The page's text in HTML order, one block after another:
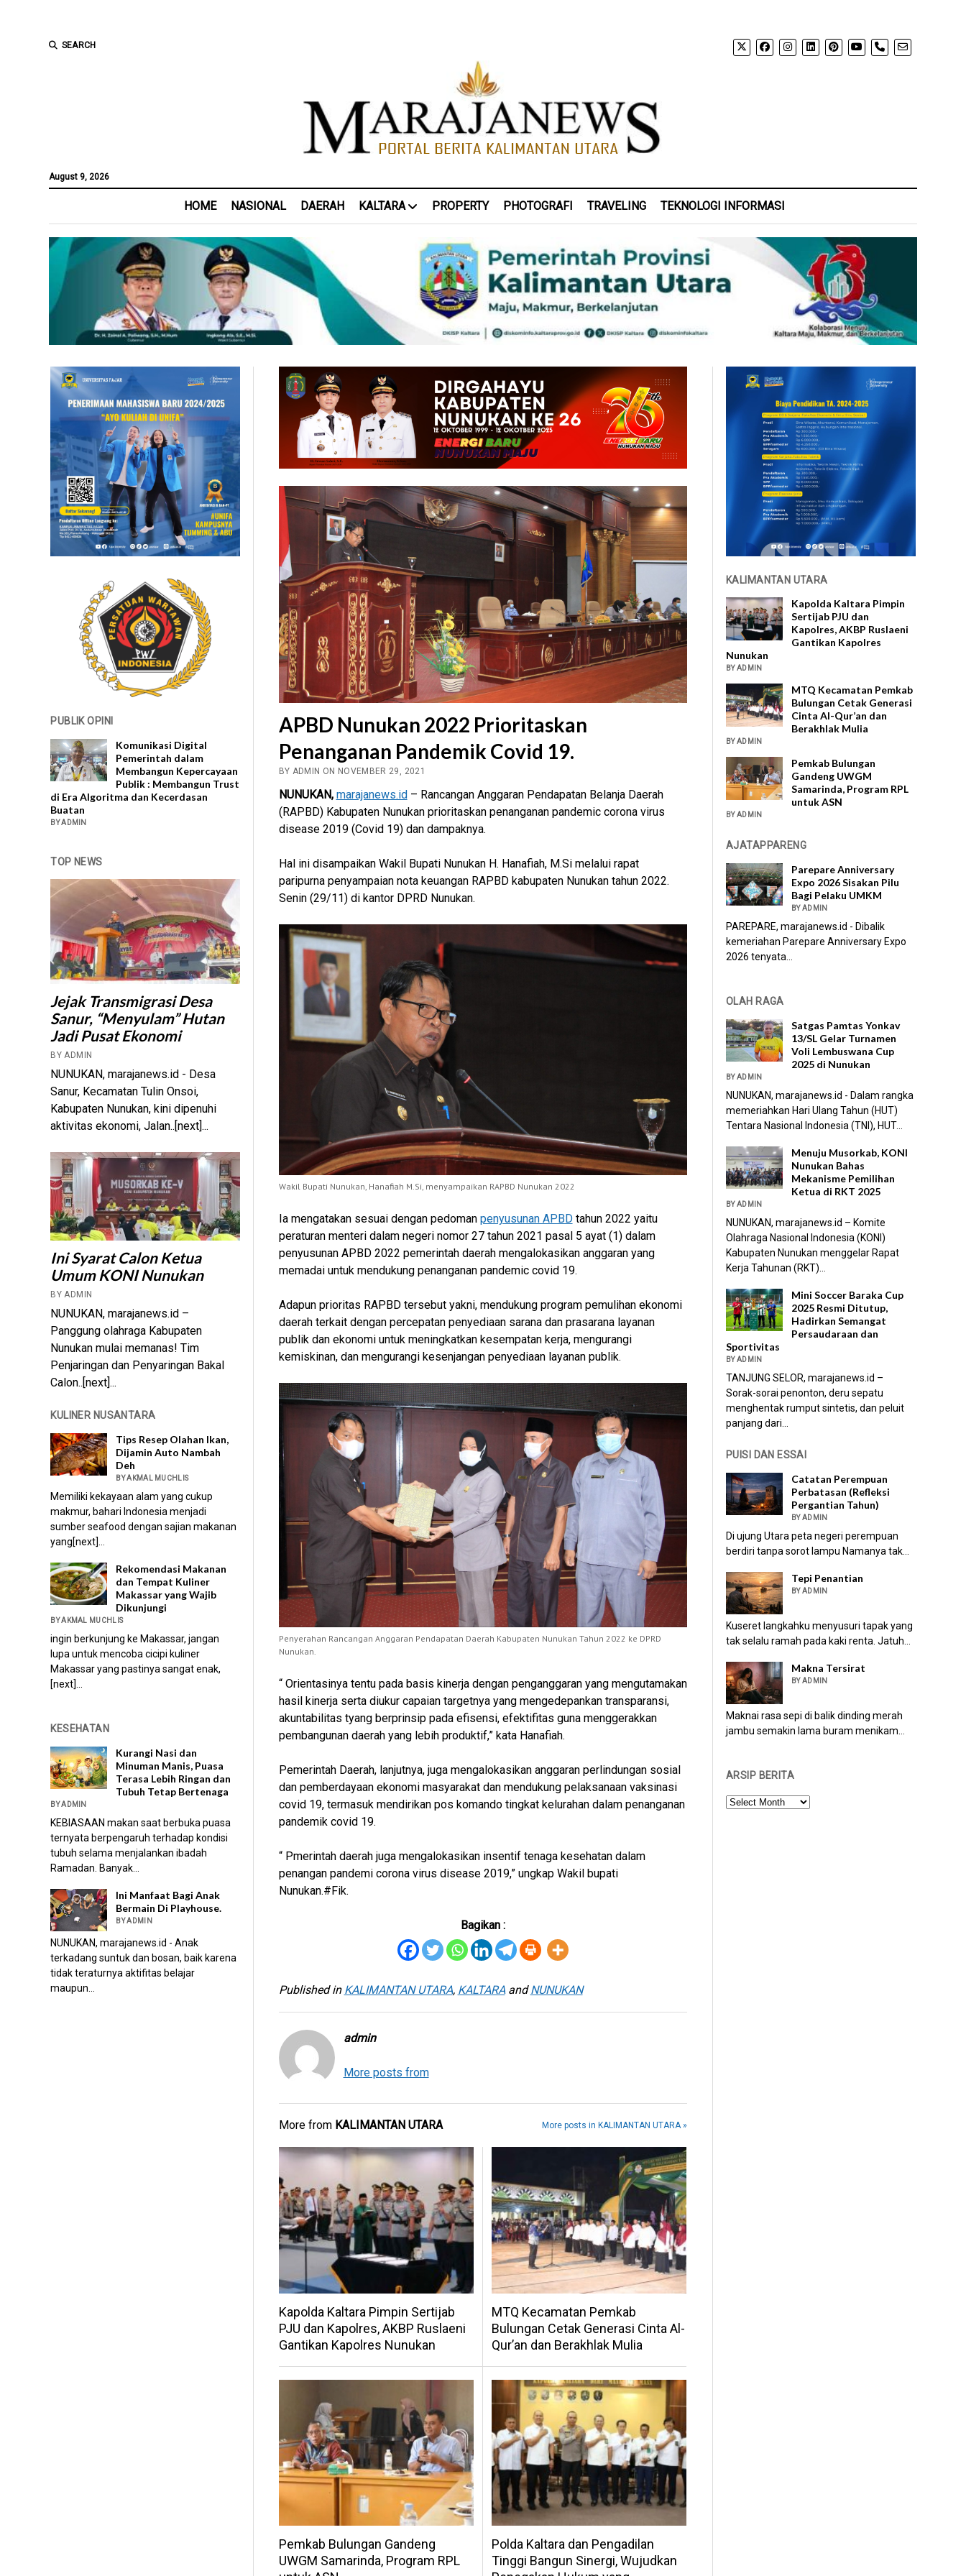
SEARCH phone
August 9, 2026
HOME NASIONAL DAERAH KALTARA PROPERTY PHOTOGRAFI TRAVELING TEKNOLOGI INFORMASI
PUBLIK OPINI
Komunikasi Digital
Pemerintah dalam
Membangun Kepercayaan
Publik : Membangun Trust
di Era Algoritma dan Kecerdasan
Buatan
BY ADMIN
TOP NEWS
Jejak Transmigrasi Desa
Sanur, “Menyulam” Hutan
Jadi Pusat Ekonomi
BY ADMIN
NUNUKAN, marajanews.id - Desa
Sanur, Kecamatan Tulin Onsoi,
Kabupaten Nunukan, kini dipenuhi
aktivitas ekonomi, Jalan..[next]...
Ini Syarat Calon Ketua
Umum KONI Nunukan
BY ADMIN
NUNUKAN, marajanews.id –
Panggung olahraga Kabupaten
Nunukan mulai memanas! Tim
Penjaringan dan Penyaringan Bakal
Calon..[next]...
KULINER NUSANTARA
Tips Resep Olahan Ikan,
Dijamin Auto Nambah
Deh
BY AKMAL MUCHLIS
Memiliki kekayaan alam yang cukup
makmur, bahari Indonesia menjadi
sumber seafood dengan sajian makanan
yang[next]...
Rekomendasi Makanan
dan Tempat Kuliner
Makassar yang Wajib
Dikunjungi
BY AKMAL MUCHLIS
ingin berkunjung ke Makassar, jangan
lupa untuk mencoba cicipi kuliner
Makassar yang pastinya sangat enak,
[next]...
KESEHATAN
Kurangi Nasi dan
Minuman Manis, Puasa
Terasa Lebih Ringan dan
Tubuh Tetap Bertenaga
BY ADMIN
KEBIASAAN makan saat berbuka puasa
ternyata berpengaruh terhadap kondisi
tubuh selama menjalankan ibadah
Ramadan. Banyak...
Ini Manfaat Bagi Anak
Bermain Di Playhouse.
BY ADMIN
NUNUKAN, marajanews.id - Anak
terkadang suntuk dan bosan, baik karena
tidak teraturnya aktifitas belajar
maupun...
APBD Nunukan 2022 Prioritaskan
Penanganan Pandemik Covid 19.
BY ADMIN ON NOVEMBER 29, 2021
NUNUKAN, marajanews.id – Rancangan Anggaran Pendapatan Belanja Daerah
(RAPBD) Kabupaten Nunukan prioritaskan penanganan pandemic corona virus
disease 2019 (Covid 19) dan dampaknya.
Hal ini disampaikan Wakil Bupati Nunukan H. Hanafiah, M.Si melalui rapat
paripurna penyampaian nota keuangan RAPBD kabupaten Nunukan tahun 2022.
Senin (29/11) di kantor DPRD Nunukan.
Wakil Bupati Nunukan, Hanafiah M.Si, menyampaikan RAPBD Nunukan 2022
Ia mengatakan sesuai dengan pedoman penyusunan APBDtahun 2022 yaitu
peraturan menteri dalam negeri nomor 27 tahun 2021 pasal 5 ayat (1) dalam
penyusunan APBD 2022 pemerintah daerah mengalokasikan anggaran yang
memadai untuk mendukung penanganan pandemic covid 19.
Adapun prioritas RAPBD tersebut yakni, mendukung program pemulihan ekonomi
daerah terkait dengan percepatan penyediaan sarana dan prasarana layanan
publik dan ekonomi untuk meningkatkan kesempatan kerja, mengurangi
kemiskinan, dan mengurangi kesenjangan penyediaan layanan publik.
Penyerahan Rancangan Anggaran Pendapatan Daerah Kabupaten Nunukan Tahun 2022 ke DPRD
Nunukan.
“ Orientasinya tentu pada basis kinerja dengan penganggaran yang mengutamakan
hasil kinerja serta diukur capaian targetnya yang mengedepankan transparansi,
akuntabilitas tyang berprinsip pada efisensi, efektifitas guna menggerakkan
pembangunan daerah yang lebih produktif,” kata Hanafiah.
Pemerintah Daerah, lanjutnya, juga mengalokasikan anggaran perlindungan sosial
dan pemberdayaan ekonomi masyarakat dan mendukung pelaksanaan vaksinasi
covid 19, termasuk mendirikan pos komando tingkat kelurahan dalam penanganan
pandemik covid 19.
“ Pmerintah daerah juga mengalokasikan insentif tenaga kesehatan dalam
penangan pandemi corona virus disease 2019,” ungkap Wakil bupati
Nunukan.#Fik.
Bagikan :
Published in KALIMANTAN UTARA, KALTARAandNUNUKAN
admin
More posts from
More from KALIMANTAN UTARA More posts in KALIMANTAN UTARA »
Kapolda Kaltara Pimpin Sertijab
PJU dan Kapolres, AKBP Ruslaeni
Gantikan Kapolres Nunukan
MTQ Kecamatan Pemkab
Bulungan Cetak Generasi Cinta Al-
Qur’an dan Berakhlak Mulia
Pemkab Bulungan Gandeng
UWGM Samarinda, Program RPL
Polda Kaltara dan Pengadilan
Tinggi Bangun Sinergi, Wujudkan
KALIMANTAN UTARA
Kapolda Kaltara Pimpin
Sertijab PJU dan
Kapolres, AKBP Ruslaeni
Gantikan Kapolres
Nunukan
BY ADMIN
MTQ Kecamatan Pemkab
Bulungan Cetak Generasi
Cinta Al-Qur’an dan
Berakhlak Mulia
BY ADMIN
Pemkab Bulungan
Gandeng UWGM
Samarinda, Program RPL
untuk ASN
BY ADMIN
AJATAPPARENG
Parepare Anniversary
Expo 2026 Sisakan Pilu
Bagi Pelaku UMKM
BY ADMIN
PAREPARE, marajanews.id - Dibalik
kemeriahan Parepare Anniversary Expo
2026 tenyata...
OLAH RAGA
Satgas Pamtas Yonkav
13/SL Gelar Turnamen
Voli Lembuswana Cup
2025 di Nunukan
BY ADMIN
NUNUKAN, marajanews.id - Dalam rangka
memeriahkan Hari Ulang Tahun (HUT)
Tentara Nasional Indonesia (TNI), HUT...
Menuju Musorkab, KONI
Nunukan Bahas
Mekanisme Pemilihan
Ketua di RKT 2025
BY ADMIN
NUNUKAN, marajanews.id – Komite
Olahraga Nasional Indonesia (KONI)
Kabupaten Nunukan menggelar Rapat
Kerja Tahunan (RKT)...
Mini Soccer Baraka Cup
2025 Resmi Ditutup,
Hadirkan Semangat
Persaudaraan dan
Sportivitas
BY ADMIN
TANJUNG SELOR, marajanews.id –
Sorak-sorai penonton, deru sepatu
menghentak rumput sintetis, dan peluit
panjang dari...
PUISI DAN ESSAI
Catatan Perempuan
Perbatasan (Refleksi
Pergantian Tahun)
BY ADMIN
Di ujung Utara peta negeri perempuan
berdiri tanpa sorot lampu Namanya tak...
Tepi Penantian
BY ADMIN
Kuseret langkahku menyusuri tapak yang
tak selalu ramah pada kaki renta. Jatuh...
Makna Tersirat
BY ADMIN
Maknai rasa sepi di balik dinding merah
jambu semakin lama buram menikam...
ARSIP BERITA
ARSIP